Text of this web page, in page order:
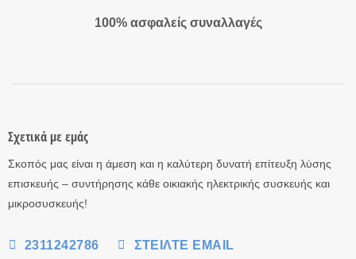
100% ασφαλείς συναλλαγές
Σχετικά με εμάς
Σκοπός μας είναι η άμεση και η καλύτερη δυνατή επίτευξη λύσης
επισκευής – συντήρησης κάθε οικιακής ηλεκτρικής συσκευής και
μικροσυσκευής!
2311242786 ΣΤΕΊΛΤΕ EMAIL